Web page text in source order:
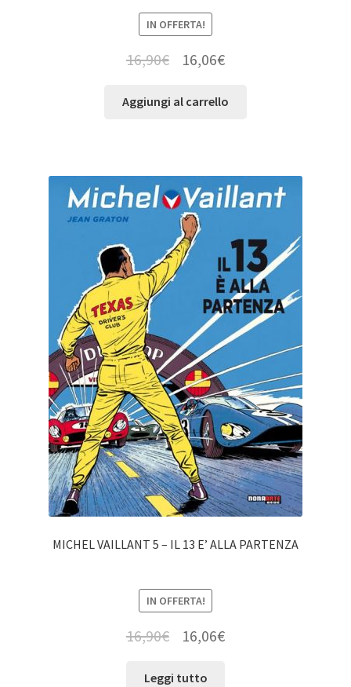
IN OFFERTA!
16,90€ 16,06€
Aggiungi al carrello
MICHEL VAILLANT 5 – IL 13 E’ ALLA PARTENZA
IN OFFERTA!
16,90€ 16,06€
Leggi tutto